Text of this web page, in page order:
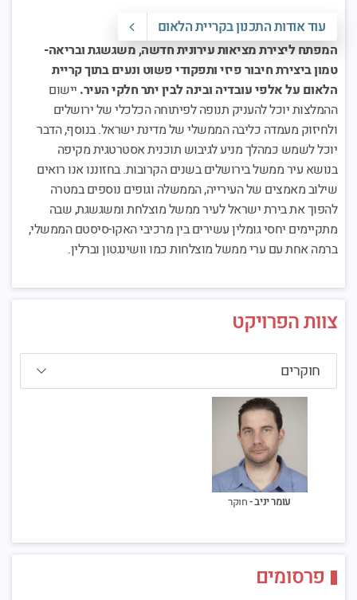
עוד אודות התכנון בקריית הלאום
המפתח ליצירת מציאות עירונית חדשה, משגשגת ובריאה-
טמון ביצירת חיבור פיזי ותפקודי פשוט ונעים בתוך קריית
הלאום על אלפי עובדיה ובינה לבין יתר חלקי העיר. יישום
ההמלצות יוכל להעניק תנופה לפיתוחה הכלכלי של ירושלים
ולחיזוק מעמדה כליבה הממשלי של מדינת ישראל. בנוסף, הדבר
יוכל לשמש כמהלך מניע לגיבוש תוכנית אסטרטגית מקיפה
בנושא עיר ממשל בירושלים בשנים הקרובות. בחזוננו אנו רואים
שילוב מאמצים של העירייה, הממשלה וגופים נוספים במטרה
להפוך את בירת ישראל לעיר ממשל מוצלחת ומשגשגת, שבה
מתקיימים יחסי גומלין עשירים בין מרכיבי האקו-סיסטם הממשלי,
ברמה אחת עם ערי ממשל מוצלחות כמו וושינגטון וברלין.
צוות הפרויקט
עומר יניב -חוקר
פרסומים